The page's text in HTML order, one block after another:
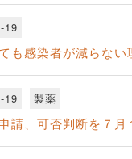
19
も感染者が減らない
19 製薬
請、可否判断を７月